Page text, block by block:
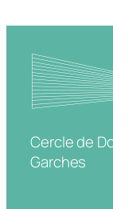
Cercle de
Garches